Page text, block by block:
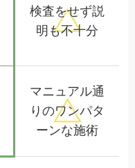
検査をせず説
明も不十分
マニュアル通
りのワンパタ
ーンな施術